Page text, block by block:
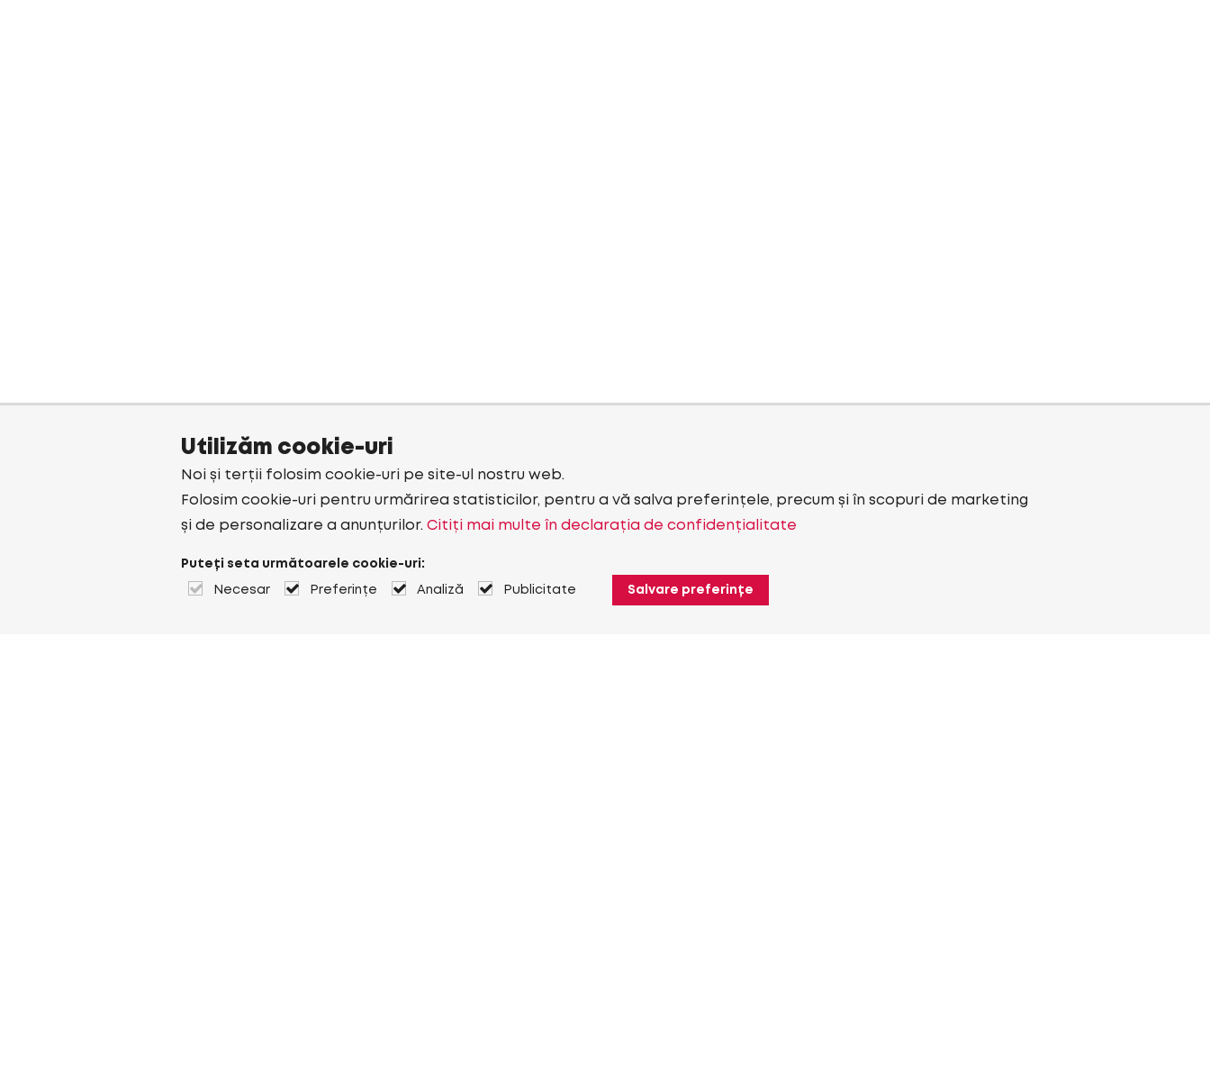
Utilizăm cookie-uri
Noi și terții folosim cookie-uri pe site-ul nostru web.
Folosim cookie-uri pentru urmărirea statisticilor, pentru a vă salva preferințele, precum și în scopuri de marketing
și de personalizare a anunțurilor. Citiți mai multe în declarația de confidențialitate
Puteți seta următoarele cookie-uri:
Necesar Preferințe Analiză Publicitate Salvare preferințe